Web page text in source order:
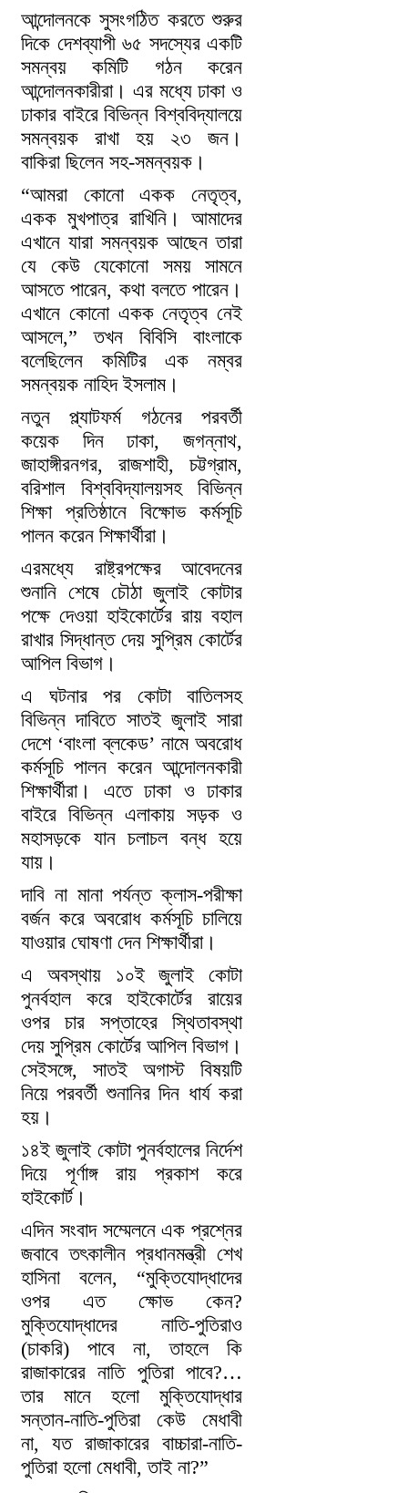
আন্দোলনকে সুসংগঠিত করতে শুরুর
দিকে দেশব্যাপী ৬৫ সদস্যের একটি
সমন্বয় কমিটি গঠন করেন
আন্দোলনকারীরা। এর মধ্যে ঢাকা ও
ঢাকার বাইরে বিভিন্ন বিশ্ববিদ্যালয়ে
সমন্বয়ক রাখা হয় ২৩ জন।
বাকিরা ছিলেন সহ-সমন্বয়ক।
“আমরা কোনো একক নেতৃত্ব,
একক মুখপাত্র রাখিনি। আমাদের
এখানে যারা সমন্বয়ক আছেন তারা
যে কেউ যেকোনো সময় সামনে
আসতে পারেন, কথা বলতে পারেন।
এখানে কোনো একক নেতৃত্ব নেই
আসলে,” তখন বিবিসি বাংলাকে
বলেছিলেন কমিটির এক নম্বর
সমন্বয়ক নাহিদ ইসলাম।
নতুন প্ল্যাটফর্ম গঠনের পরবর্তী
কয়েক দিন ঢাকা, জগন্নাথ,
জাহাঙ্গীরনগর, রাজশাহী, চট্টগ্রাম,
বরিশাল বিশ্ববিদ্যালয়সহ বিভিন্ন
শিক্ষা প্রতিষ্ঠানে বিক্ষোভ কর্মসূচি
পালন করেন শিক্ষার্থীরা।
এরমধ্যে রাষ্ট্রপক্ষের আবেদনের
শুনানি শেষে চৌঠা জুলাই কোটার
পক্ষে দেওয়া হাইকোর্টের রায় বহাল
রাখার সিদ্ধান্ত দেয় সুপ্রিম কোর্টের
আপিল বিভাগ।
এ ঘটনার পর কোটা বাতিলসহ
বিভিন্ন দাবিতে সাতই জুলাই সারা
দেশে ‘বাংলা ব্লকেড’ নামে অবরোধ
কর্মসূচি পালন করেন আন্দোলনকারী
শিক্ষার্থীরা। এতে ঢাকা ও ঢাকার
বাইরে বিভিন্ন এলাকায় সড়ক ও
মহাসড়কে যান চলাচল বন্ধ হয়ে
যায়।
দাবি না মানা পর্যন্ত ক্লাস-পরীক্ষা
বর্জন করে অবরোধ কর্মসূচি চালিয়ে
যাওয়ার ঘোষণা দেন শিক্ষার্থীরা।
এ অবস্থায় ১০ই জুলাই কোটা
পুনর্বহাল করে হাইকোর্টের রায়ের
ওপর চার সপ্তাহের স্থিতাবস্থা
দেয় সুপ্রিম কোর্টের আপিল বিভাগ।
সেইসঙ্গে, সাতই অগাস্ট বিষয়টি
নিয়ে পরবর্তী শুনানির দিন ধার্য করা
হয়।
১৪ই জুলাই কোটা পুনর্বহালের নির্দেশ
দিয়ে পূর্ণাঙ্গ রায় প্রকাশ করে
হাইকোর্ট।
এদিন সংবাদ সম্মেলনে এক প্রশ্নের
জবাবে তৎকালীন প্রধানমন্ত্রী শেখ
হাসিনা বলেন, “মুক্তিযোদ্ধাদের
ওপর এত ক্ষোভ কেন?
মুক্তিযোদ্ধাদের নাতি-পুতিরাও
(চাকরি) পাবে না, তাহলে কি
রাজাকারের নাতি পুতিরা পাবে?…
তার মানে হলো মুক্তিযোদ্ধার
সন্তান-নাতি-পুতিরা কেউ মেধাবী
না, যত রাজাকারের বাচ্চারা-নাতি-
পুতিরা হলো মেধাবী, তাই না?”